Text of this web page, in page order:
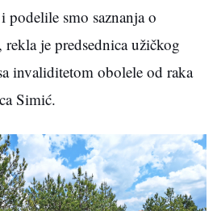
podelile smo saznanja o
je predsednica užičkog
invaliditetom obolele od raka
Simić.